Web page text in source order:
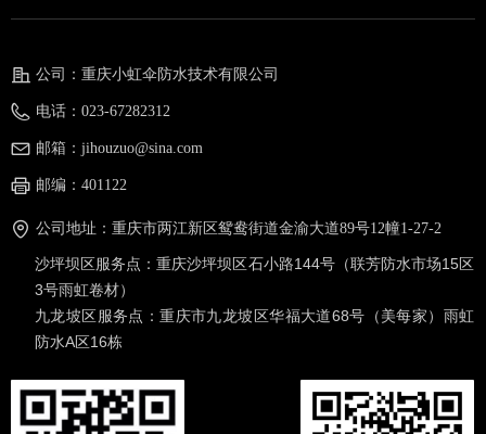
公司： 重庆小虹伞防水技术有限公司
电话： 023-67282312
邮箱： jihouzuo@sina.com
邮编： 401122
公司地址： 重庆市两江新区鸳鸯街道金渝大道89号12幢1-27-2
沙坪坝区服务点：重庆沙坪坝区石小路144号（联芳防水市场15区
3号雨虹卷材）
九龙坡区服务点：重庆市九龙坡区华福大道68号（美每家）雨虹
防水A区16栋